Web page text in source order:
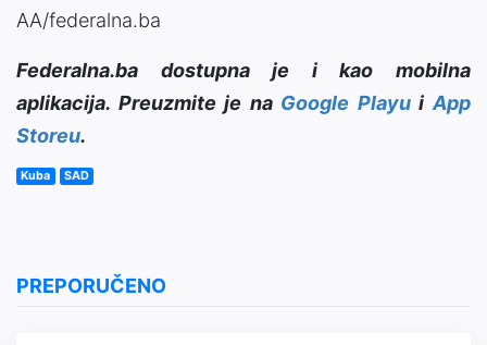
AA/federalna.ba
Federalna.ba dostupna je i kao mobilna
aplikacija. Preuzmite je na Google PlayuiApp
Storeu.
Kuba SAD
PREPORUČENO